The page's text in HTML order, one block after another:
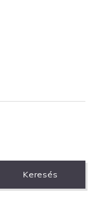
Keresés: